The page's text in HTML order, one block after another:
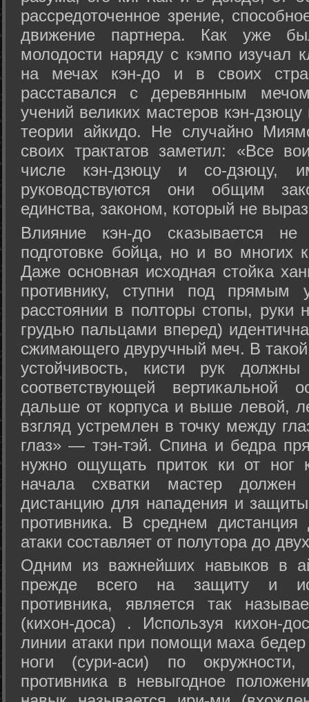
рассредоточенное зрение,
движение партнера. Как уже
молодости наряду с кэмпо изучал
на мечах кэн-до и в своих
расставался с деревянным
учений великих мастеров кэн-
теории айкидо. Не случайно
своих трактатов заметил: «Все
числе кэн-дзюцу и со-дзюцу,
руководствуются они общим
единства, законом, который не
Влияние кэн-до сказывается не
подготовке бойца, но и во многих
Даже основная исходная стойка
противнику, ступни под прямым
расстоянии в полторы стопы, руки
грудью пальцами вперед)
сжимающего двуручный меч. В
устойчивость, кисти рук
соответствующей
дальше от корпуса и выше левой,
взгляд устремлен в точку между
глаз» — тэн-тэй. Спина и бедра
нужно ощущать приток ки от
начала схватки мастер должен
дистанцию для нападения и
противника. В среднем
атаки составляет от полутора до
Одним из важнейших навыков в
прежде всего на защиту и
противника, является так
(кихон-доса) . Используя кихон-
линии атаки при помощи маха
ноги (сури-аси) по
противника в невыгодное